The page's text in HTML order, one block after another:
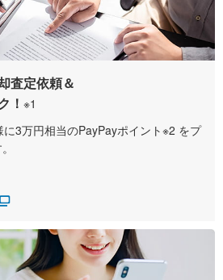
査定依頼＆
！ ※1
3万円相当のPayPayポイント※2 をプ